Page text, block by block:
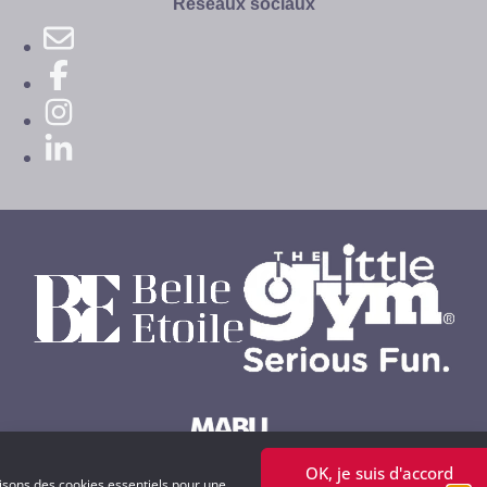
OK, je suis d'accord
Powered by MABU Concepts S.A.